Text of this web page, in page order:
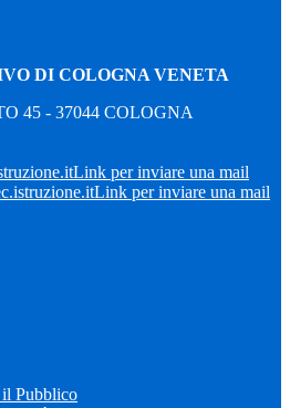
DI COLOGNA VENETA
45 - 37044 COLOGNA
Link per inviare una mail
Link per inviare una mail
Pubblico